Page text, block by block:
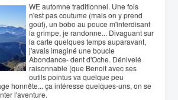
WE automne traditionnel. Une fois
n'est pas coutume (mais on y prend
goût), un bobo au pouce m'interdisant
la grimpe, je randonne... Divaguant sur
la carte quelques temps auparavant,
j'avais imaginé une boucle
Abondance- dent d'Oche. Dénivelé
raisonnable (que Benoit avec ses
outils pointus va quelque peu
honnête... ça intéresse quelques-uns, on se
l'aventure.